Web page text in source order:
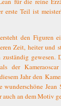
erste Teil ist
den Figuren
Zeit, heiter und
gewesen.
der
Jahr den
wunderschöne
auch an dem Motiv